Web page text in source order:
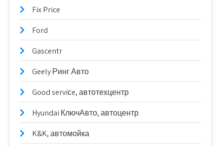
Fix Price
Ford
Gascentr
Geely Ринг Авто
Good serviсe, автотехцентр
Hyundai КлючАвто, автоцентр
K&K, автомойка